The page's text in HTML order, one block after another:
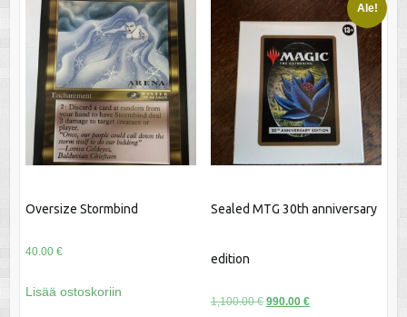
Oversize Stormbind
40.00 €
Lisää ostoskoriin
Ale!
Sealed MTG 30th anniversary
edition
1,100.00€ Alkuperäinen
990.00 €Nykyinen